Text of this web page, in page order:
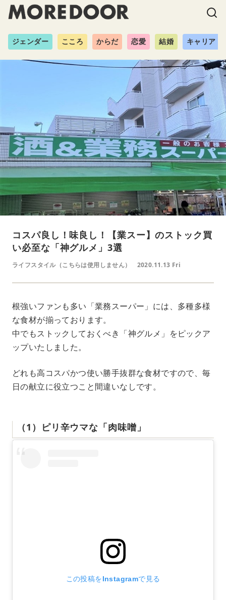
ジェンダー こころ からだ 恋愛 結婚 キャリア
コスパ良し！味良し！【業スー】のストック買
い必至な「神グルメ」3選
ライフスタイル（こちらは使用しません） 2020.11.13 Fri
根強いファンも多い「業務スーパー」には、多種多様
な食材が揃っております。
中でもストックしておくべき「神グルメ」をピックア
ップいたしました。
どれも高コスパかつ使い勝手抜群な食材ですので、毎
日の献立に役立つこと間違いなしです。
（1）ピリ辛ウマな「肉味噌」
この投稿をInstagramで見る